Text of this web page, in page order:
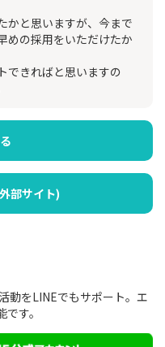
かと思いますが、今まで
めの採用をいただけたか
できればと思いますの
部サイト)
動をLINEでもサポート。エ
す。